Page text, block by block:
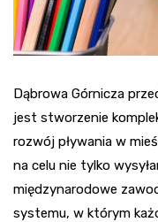
Dąbrowa Górnicza
jest stworzenie
rozwój pływania w
na celu nie tylko
międzynarodowe
systemu, w którym